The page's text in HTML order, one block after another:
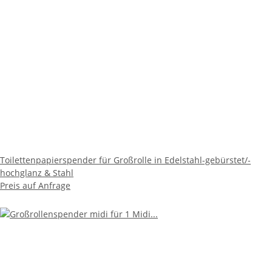
Toilettenpapierspender für Großrolle in Edelstahl-gebürstet/-
hochglanz & Stahl
Preis auf Anfrage